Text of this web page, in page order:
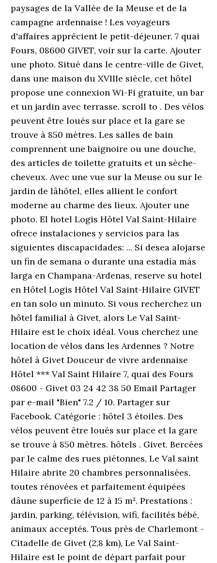
paysages de la Vallée de la Meuse et de la
campagne ardennaise ! Les voyageurs
d'affaires apprécient le petit-déjeuner. 7 quai
Fours, 08600 GIVET, voir sur la carte. Ajouter
une photo. Situé dans le centre-ville de Givet,
dans une maison du XVIIIe siècle, cet hôtel
propose une connexion Wi-Fi gratuite, un bar
et un jardin avec terrasse. scroll to . Des vélos
peuvent être loués sur place et la gare se
trouve à 850 mètres. Les salles de bain
comprennent une baignoire ou une douche,
des articles de toilette gratuits et un sèche-
cheveux. Avec une vue sur la Meuse ou sur le
jardin de lâhôtel, elles allient le confort
moderne au charme des lieux. Ajouter une
photo. El hotel Logis Hôtel Val Saint-Hilaire
ofrece instalaciones y servicios para las
siguientes discapacidades: ... Si desea alojarse
un fin de semana o durante una estadía más
larga en Champana-Ardenas, reserve su hotel
en Hôtel Logis Hôtel Val Saint-Hilaire GIVET
en tan solo un minuto. Si vous recherchez un
hôtel familial à Givet, alors Le Val Saint-
Hilaire est le choix idéal. Vous cherchez une
location de vélos dans les Ardennes ? Notre
hôtel à Givet Douceur de vivre ardennaise
Hôtel *** Val Saint Hilaire 7, quai des Fours
08600 - Givet 03 24 42 38 50 Email Partager
par e-mail "Bien" 7.2 / 10. Partager sur
Facebook. Catégorie : hôtel 3 étoiles. Des
vélos peuvent être loués sur place et la gare
se trouve à 850 mètres. hôtels . Givet. Bercées
par le calme des rues piétonnes, Le Val saint
Hilaire abrite 20 chambres personnalisées,
toutes rénovées et parfaitement équipées
dâune superficie de 12 à 15 m². Prestations :
jardin, parking, télévision, wifi, facilités bébé,
animaux acceptés. Tous près de Charlemont -
Citadelle de Givet (2,8 km), Le Val Saint-
Hilaire est le point de départ parfait pour